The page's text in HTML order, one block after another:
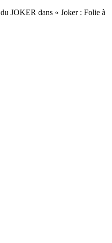
JOKER dans « Joker : Folie à